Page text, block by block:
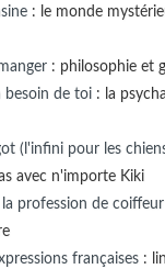
: le monde
: philosophie et
besoin de toi: la
(l'infini pour les
avec n'importe Kiki
profession de coiffeur
françaises: